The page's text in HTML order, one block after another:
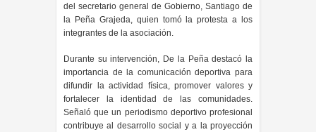
del secretario general de Gobierno, Santiago de
la Peña Grajeda, quien tomó la protesta a los
integrantes de la asociación.
Durante su intervención, De la Peña destacó la
importancia de la comunicación deportiva para
difundir la actividad física, promover valores y
fortalecer la identidad de las comunidades.
Señaló que un periodismo deportivo profesional
contribuye al desarrollo social y a la proyección